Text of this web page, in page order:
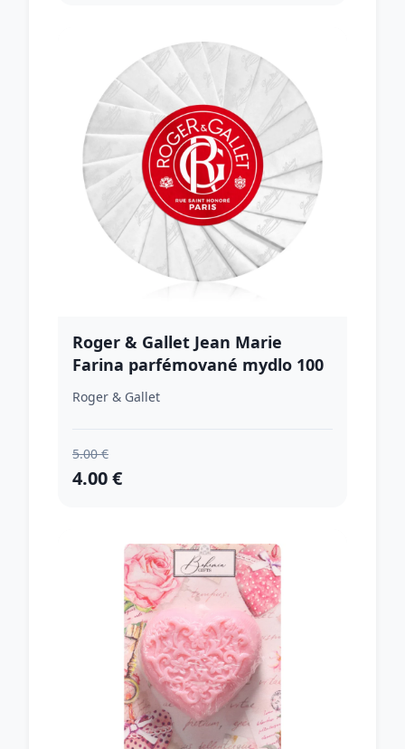
Roger & Gallet Jean Marie
Farina parfémované mydlo 100
g
Roger & Gallet
5.00 €
4.00 €